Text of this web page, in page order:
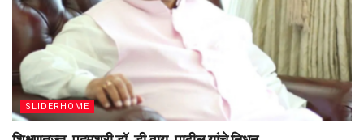
SLIDERHOME